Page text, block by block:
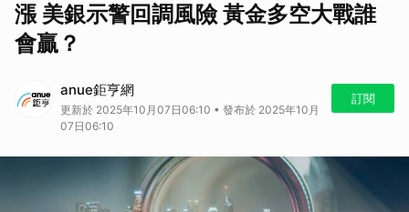
漲 美銀示警回調風險 黃金多空大戰誰
會贏？
anue鉅亨網
更新於 2025年10月07日06:10 • 發布於 2025年10月
07日06:10
訂閱